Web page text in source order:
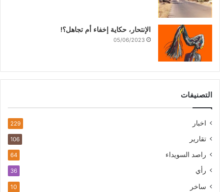
الإنتحار، حكاية إخفاء أم تجاهل؟!
05/06/2023
التصنيفات
اخبار 229
تقارير 106
راصد السويداء 64
رأي 36
ساخر 10